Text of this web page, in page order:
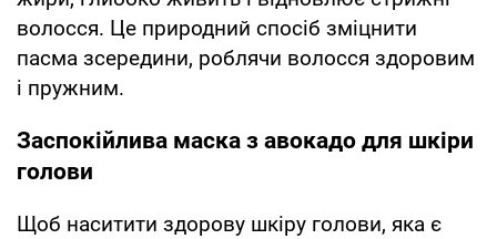
волосся. Це природний спосіб зміцнити
пасма зсередини, роблячи волосся здоровим
і пружним.
Заспокійлива маска з авокадо для шкіри
голови
Щоб наситити здорову шкіру голови, яка є